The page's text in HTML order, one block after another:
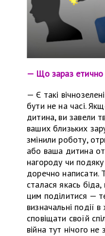
— Що зараз етично
— Є такі
бути не на часі.
дитина, ви завели
ваших близьких
змінили роботу,
або ваша дитина
нагороду чи
доречно написати.
сталася якась біда,
цим поділитися —
визначальні події
сповіщати своїй
війна тут нічого не